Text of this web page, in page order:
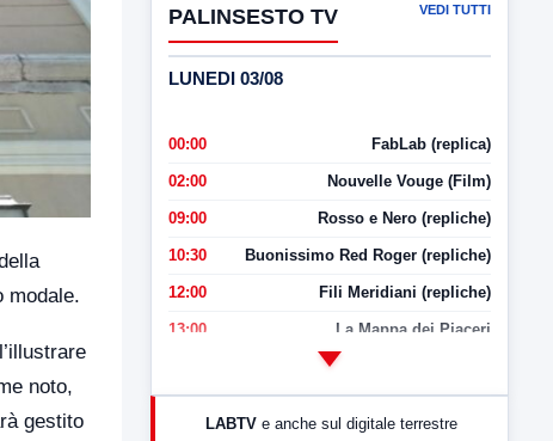
modale.
noto,
gestito
PALINSESTO TV VEDI TUTTI
LUNEDI 03/08
00:00 FabLab (replica)
02:00 Nouvelle Vouge (Film)
09:00 Rosso e Nero (repliche)
10:30 Buonissimo Red Roger (repliche)
12:00 Fili Meridiani (repliche)
13:00 La Mappa dei Piaceri
LABTV e anche sul digitale terrestre